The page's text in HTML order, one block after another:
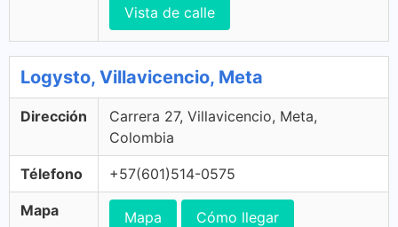
Vista de calle
Logysto, Villavicencio, Meta
Dirección
Carrera 27, Villavicencio, Meta,
Colombia
Télefono +57(601)514-0575
Mapa Mapa Cómo llegar